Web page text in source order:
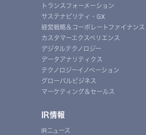
トランスフォーメーション
サステナビリティ・GX
経営戦略＆コーポレートファイナンス
カスタマーエクスペリエンス
デジタルテクノロジー
データアナリティクス
テクノロジーイノベーション
グローバルビジネス
マーケティング＆セールス
IR情報
IRニュース